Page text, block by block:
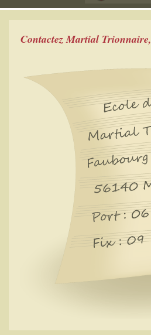
Contactez Martial Trionnaire,